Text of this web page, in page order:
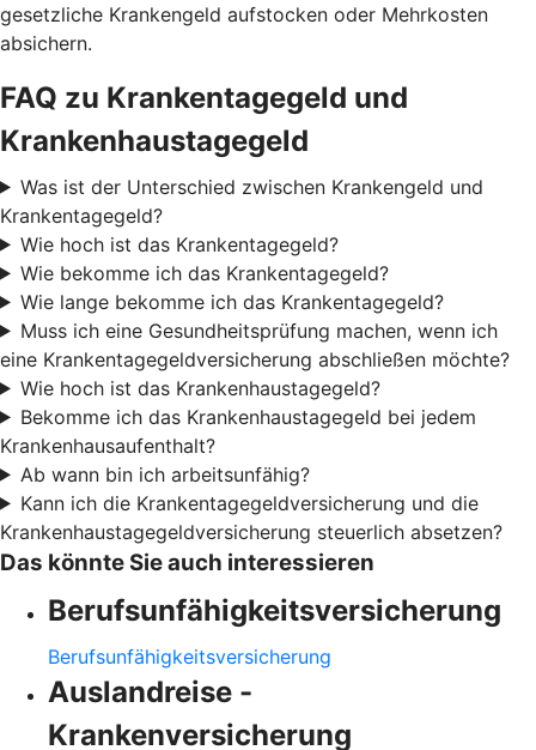
gesetzliche Krankengeld aufstocken oder Mehrkosten
absichern.
FAQ zu Krankentagegeld und
Krankenhaustagegeld
Was ist der Unterschied zwischen Krankengeld und
Krankentagegeld?
Wie hoch ist das Krankentagegeld?
Wie bekomme ich das Krankentagegeld?
Wie lange bekomme ich das Krankentagegeld?
Muss ich eine Gesundheitsprüfung machen, wenn ich
eine Krankentagegeldversicherung abschließen möchte?
Wie hoch ist das Krankenhaustagegeld?
Bekomme ich das Krankenhaustagegeld bei jedem
Krankenhausaufenthalt?
Ab wann bin ich arbeitsunfähig?
Kann ich die Krankentagegeldversicherung und die
Krankenhaustagegeldversicherung steuerlich absetzen?
Das könnte Sie auch interessieren
Berufsunfähigkeitsversicherung
Berufsunfähigkeitsversicherung
Auslandreise -
Krankenversicherung